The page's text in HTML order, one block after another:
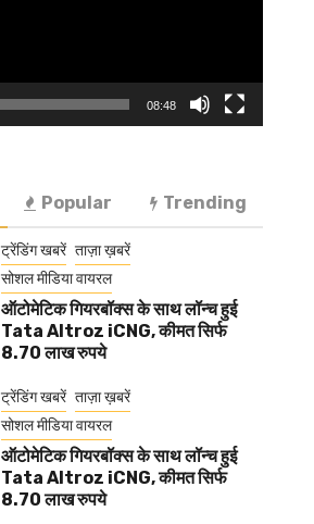
08:48
Popular Trending
ट्रेंडिंग खबरें ताज़ा ख़बरें
सोशल मीडिया वायरल
ऑटोमेटिक गियरबॉक्स के साथ लॉन्च हुई
Tata Altroz iCNG, कीमत सिर्फ
8.70 लाख रुपये
ट्रेंडिंग खबरें ताज़ा ख़बरें
सोशल मीडिया वायरल
ऑटोमेटिक गियरबॉक्स के साथ लॉन्च हुई
Tata Altroz iCNG, कीमत सिर्फ
8.70 लाख रुपये